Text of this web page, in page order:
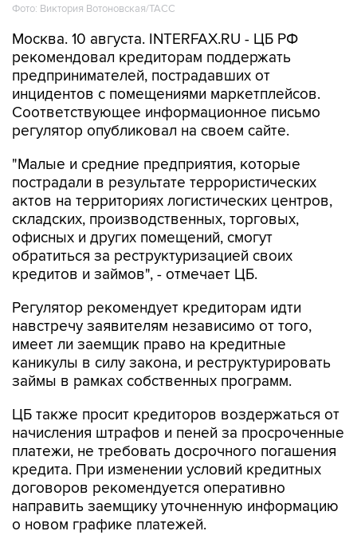
Фото: Виктория Вотоновская/ТАСС
Москва. 10 августа. INTERFAX.RU - ЦБ РФ
рекомендовал кредиторам поддержать
предпринимателей, пострадавших от
инцидентов с помещениями маркетплейсов.
Соответствующее информационное письмо
регулятор опубликовал на своем сайте.
"Малые и средние предприятия, которые
пострадали в результате террористических
актов на территориях логистических центров,
складских, производственных, торговых,
офисных и других помещений, смогут
обратиться за реструктуризацией своих
кредитов и займов", - отмечает ЦБ.
Регулятор рекомендует кредиторам идти
навстречу заявителям независимо от того,
имеет ли заемщик право на кредитные
каникулы в силу закона, и реструктурировать
займы в рамках собственных программ.
ЦБ также просит кредиторов воздержаться от
начисления штрафов и пеней за просроченные
платежи, не требовать досрочного погашения
кредита. При изменении условий кредитных
договоров рекомендуется оперативно
направить заемщику уточненную информацию
о новом графике платежей.